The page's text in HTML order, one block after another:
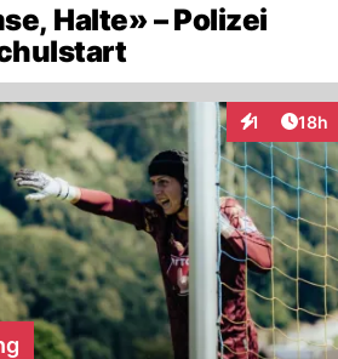
Halte» – Polizei
1 18h